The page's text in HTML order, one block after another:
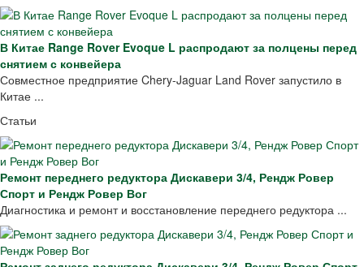
В Китае Range Rover Evoque L распродают за полцены перед
снятием с конвейера
Совместное предприятие Chery-Jaguar Land Rover запустило в
Китае ...
Статьи
Ремонт переднего редуктора Дискавери 3/4, Рендж Ровер
Спорт и Рендж Ровер Вог
Диагностика и ремонт и восстановление переднего редуктора ...